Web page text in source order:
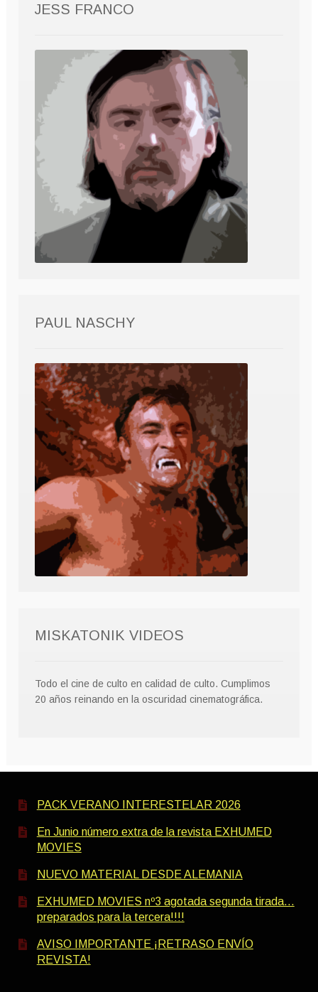
JESS FRANCO
PAUL NASCHY
MISKATONIK VIDEOS
Todo el cine de culto en calidad de culto. Cumplimos
20 años reinando en la oscuridad cinematográfica.
PACK VERANO INTERESTELAR 2026
En Junio número extra de la revista EXHUMED
MOVIES
NUEVO MATERIAL DESDE ALEMANIA
EXHUMED MOVIES nº3 agotada segunda tirada…
preparados para la tercera!!!!
AVISO IMPORTANTE ¡RETRASO ENVÍO
REVISTA!